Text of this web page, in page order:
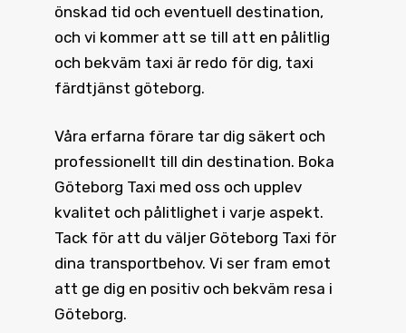
önskad tid och eventuell destination,
och vi kommer att se till att en pålitlig
och bekväm taxi är redo för dig, taxi
färdtjänst göteborg.
Våra erfarna förare tar dig säkert och
professionellt till din destination. Boka
Göteborg Taxi med oss och upplev
kvalitet och pålitlighet i varje aspekt.
Tack för att du väljer Göteborg Taxi för
dina transportbehov. Vi ser fram emot
att ge dig en positiv och bekväm resa i
Göteborg.